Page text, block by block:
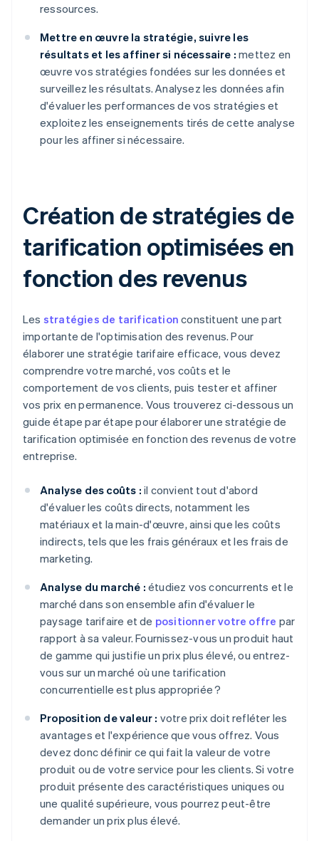
ressources.
Mettre en œuvre la stratégie, suivre les
résultats et les affiner si nécessaire : mettez en
œuvre vos stratégies fondées sur les données et
surveillez les résultats. Analysez les données afin
d'évaluer les performances de vos stratégies et
exploitez les enseignements tirés de cette analyse
pour les affiner si nécessaire.
Création de stratégies de
tarification optimisées en
fonction des revenus
Les stratégies de tarification constituent une part
importante de l'optimisation des revenus. Pour
élaborer une stratégie tarifaire efficace, vous devez
comprendre votre marché, vos coûts et le
comportement de vos clients, puis tester et affiner
vos prix en permanence. Vous trouverez ci-dessous un
guide étape par étape pour élaborer une stratégie de
tarification optimisée en fonction des revenus de votre
entreprise.
Analyse des coûts : il convient tout d'abord
d'évaluer les coûts directs, notamment les
matériaux et la main-d'œuvre, ainsi que les coûts
indirects, tels que les frais généraux et les frais de
marketing.
Analyse du marché : étudiez vos concurrents et le
marché dans son ensemble afin d'évaluer le
paysage tarifaire et de positionner votre offre par
rapport à sa valeur. Fournissez-vous un produit haut
de gamme qui justifie un prix plus élevé, ou entrez-
vous sur un marché où une tarification
concurrentielle est plus appropriée ?
Proposition de valeur : votre prix doit refléter les
avantages et l'expérience que vous offrez. Vous
devez donc définir ce qui fait la valeur de votre
produit ou de votre service pour les clients. Si votre
produit présente des caractéristiques uniques ou
une qualité supérieure, vous pourrez peut-être
demander un prix plus élevé.